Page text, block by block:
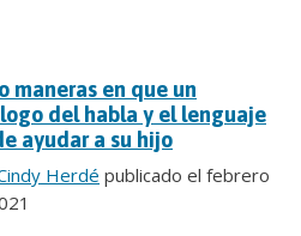
maneras en que un
del habla y el lenguaje
ayudar a su hijo
Herdé publicado el febrero